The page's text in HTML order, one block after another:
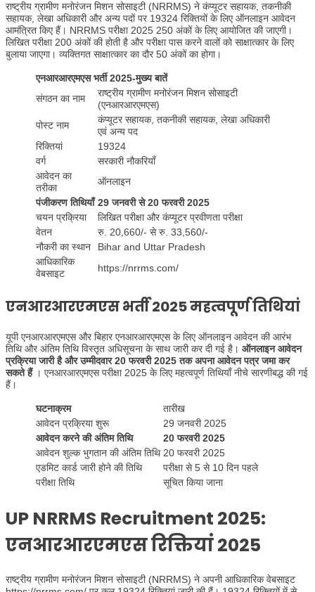
राष्ट्रीय ग्रामीण मनोरंजन मिशन सोसाइटी (NRRMS) ने कंप्यूटर सहायक, तकनीकी
सहायक, लेखा अधिकारी और अन्य पदों पर 19324 रिक्तियों के लिए ऑनलाइन आवेदन
आमंत्रित किए हैं। NRRMS परीक्षा 2025 250 अंकों के लिए आयोजित की जाएगी।
लिखित परीक्षा 200 अंकों की होती है और परीक्षा पास करने वालों को साक्षात्कार के लिए
बुलाया जाएगा। व्यक्तिगत साक्षात्कार का दौर 50 अंकों का होगा।
एनआरआरएमएस भर्ती 2025-मुख्य बातें
संगठन का नाम
राष्ट्रीय ग्रामीण मनोरंजन मिशन सोसाइटी
(एनआरआरएमएस)
पोस्ट नाम
कंप्यूटर सहायक, तकनीकी सहायक, लेखा अधिकारी
एवं अन्य पद
रिक्तियां
19324
वर्ग
सरकारी नौकरियाँ
आवेदन का
तरीका
ऑनलाइन
पंजीकरण तिथियाँ 29 जनवरी से 20 फरवरी 2025
चयन प्रक्रिया
लिखित परीक्षा और कंप्यूटर प्रवीणता परीक्षा
वेतन
रु. 20,660/- से रु. 33,560/-
नौकरी का स्थान
Bihar and Uttar Pradesh
आधिकारिक
वेबसाइट
https://nrrms.com/
एनआरआरएमएस भर्ती 2025 महत्वपूर्ण तिथियां
यूपी एनआरआरएमएस और बिहार एनआरआरएमएस के लिए ऑनलाइन आवेदन की आरंभ
तिथि और अंतिम तिथि विस्तृत अधिसूचना के साथ जारी कर दी गई है। ऑनलाइन आवेदन
प्रक्रिया जारी है और उम्मीदवार 20 फरवरी 2025 तक अपना आवेदन पत्र जमा कर
सकते हैं। एनआरआरएमएस परीक्षा 2025 के लिए महत्वपूर्ण तिथियाँ नीचे सारणीबद्ध की गई
हैं।
घटनाक्रम
तारीख
आवेदन प्रक्रिया शुरू
29 जनवरी 2025
आवेदन करने की अंतिम तिथि
20 फरवरी 2025
आवेदन शुल्क भुगतान की अंतिम तिथि 20 फरवरी 2025
एडमिट कार्ड जारी होने की तिथि
परीक्षा से 5 से 10 दिन पहले
परीक्षा तिथि
सूचित किया जाना
UP NRRMS Recruitment 2025:
एनआरआरएमएस रिक्तियां 2025
राष्ट्रीय ग्रामीण मनोरंजन मिशन सोसाइटी (NRRMS) ने अपनी आधिकारिक वेबसाइट